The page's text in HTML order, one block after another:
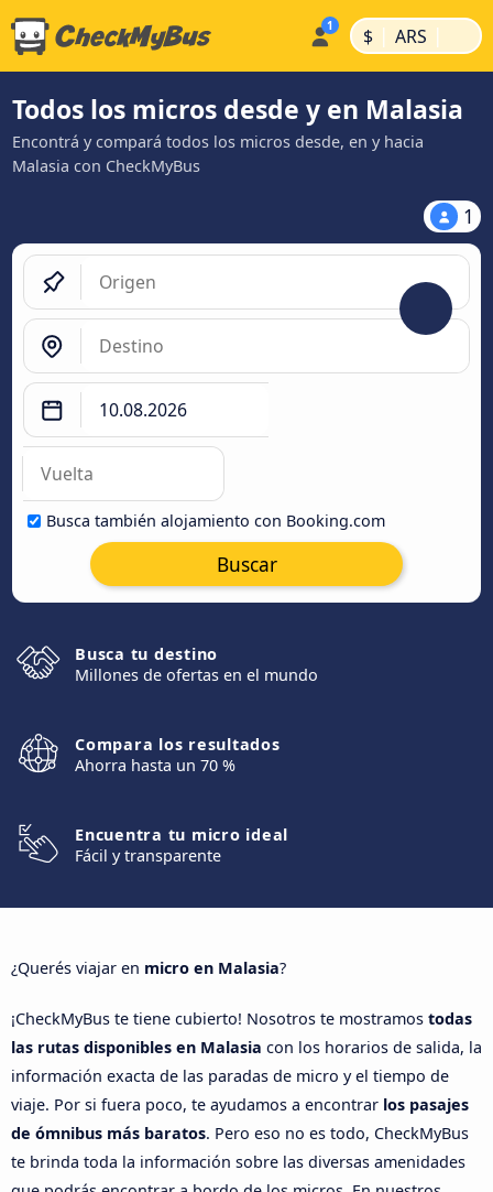
$ | ARS |
Todos los micros desde y en Malasia
Encontrá y compará todos los micros desde, en y hacia
Malasia con CheckMyBus
1
Busca también alojamiento con Booking.com
Buscar
Busca tu destino
Millones de ofertas en el mundo
Compara los resultados
Ahorra hasta un 70 %
Encuentra tu micro ideal
Fácil y transparente
¿Querés viajar en micro en Malasia?
¡CheckMyBus te tiene cubierto! Nosotros te mostramos todas
las rutas disponibles en Malasia con los horarios de salida, la
información exacta de las paradas de micro y el tiempo de
viaje. Por si fuera poco, te ayudamos a encontrar los pasajes
de ómnibus más baratos. Pero eso no es todo, CheckMyBus
te brinda toda la información sobre las diversas amenidades